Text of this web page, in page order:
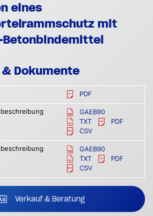
eines
mit
Betonbindemittel
Dokumente
PDF
GAEB90
TXT
PDF
CSV
GAEB90
TXT
PDF
CSV
Verkauf & Beratung